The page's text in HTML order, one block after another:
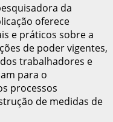
da
oferece
e práticos sobre a
de poder vigentes,
trabalhadores e
para o
processos
de medidas de